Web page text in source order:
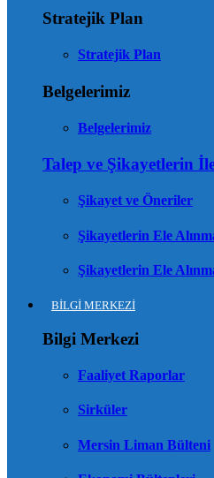
Stratejik Plan
Stratejik Plan
Belgelerimiz
Belgelerimiz
Talep ve Şikayetlerin
Şikayet ve Öneriler
Şikayetlerin Ele
Şikayetlerin Ele
BİLGİ MERKEZİ
Bilgi Merkezi
Faaliyet Raporlar
Sirküler
Mersin Liman Bülteni